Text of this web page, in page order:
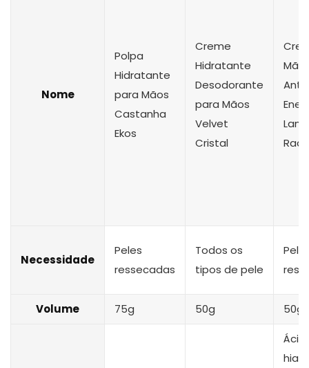
Nome
Polpa
Hidratante
para Mãos
Castanha
Ekos
Creme
Hidratante
Desodorante
para Mãos
Velvet
Cristal
Necessidade
Peles
ressecadas
Todos os
tipos de pele
Volume 75g 50g 50g